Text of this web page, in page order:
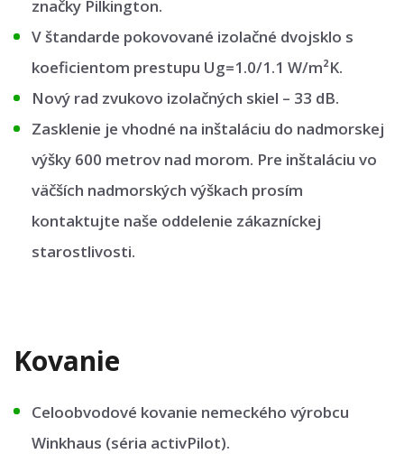
značky Pilkington.
V štandarde pokovované izolačné dvojsklo s
koeficientom prestupu Ug=1.0/1.1 W/m²K.
Nový rad zvukovo izolačných skiel – 33 dB.
Zasklenie je vhodné na inštaláciu do nadmorskej
výšky 600 metrov nad morom. Pre inštaláciu vo
väčších nadmorských výškach prosím
kontaktujte naše oddelenie zákazníckej
starostlivosti.
Kovanie
Celoobvodové kovanie nemeckého výrobcu
Winkhaus (séria activPilot).